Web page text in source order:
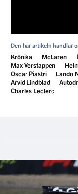
Den här artikeln handlar
Krönika McLaren
Max Verstappen
Oscar Piastri
Lando
Arvid Lindblad
Charles Leclerc